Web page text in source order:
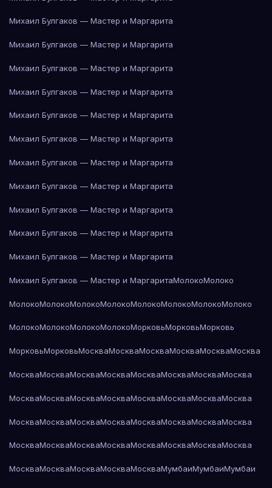
Михаил Булгаков — Мастер и Маргарита
Михаил Булгаков — Мастер и Маргарита
Михаил Булгаков — Мастер и Маргарита
Михаил Булгаков — Мастер и Маргарита
Михаил Булгаков — Мастер и Маргарита
Михаил Булгаков — Мастер и Маргарита
Михаил Булгаков — Мастер и Маргарита
Михаил Булгаков — Мастер и Маргарита
Михаил Булгаков — Мастер и Маргарита
Михаил Булгаков — Мастер и Маргарита
Михаил Булгаков — Мастер и Маргарита
Михаил Булгаков — Мастер и МаргаритаМолокоМолоко
МолокоМолокоМолокоМолокоМолокоМолокоМолокоМолоко
МолокоМолокоМолокоМолокоМорковьМорковьМорковь
МорковьМорковьМоскваМоскваМоскваМоскваМоскваМосква
МоскваМоскваМоскваМоскваМоскваМоскваМоскваМосква
МоскваМоскваМоскваМоскваМоскваМоскваМоскваМосква
МоскваМоскваМоскваМоскваМоскваМоскваМоскваМосква
МоскваМоскваМоскваМоскваМоскваМоскваМоскваМосква
МоскваМоскваМоскваМоскваМоскваМумбаиМумбаиМумбаи